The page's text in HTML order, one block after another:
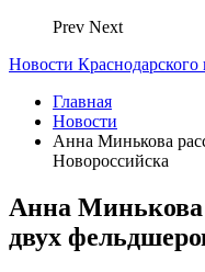
Prev Next
Новости Краснодарского
Главная
Новости
Анна Минькова
Новороссийска
Анна Минькова
двух